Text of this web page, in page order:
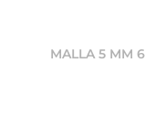
MALLA 5 MM 6